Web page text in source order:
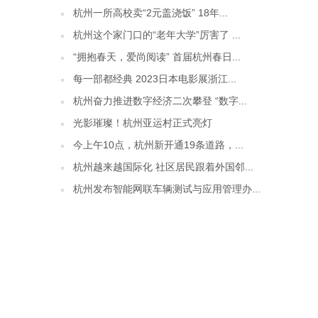
杭州一所高校卖“2元盖浇饭” 18年...
杭州这个家门口的“老年大学”厉害了 ...
“拥抱春天，爱尚阅读” 首届杭州春日...
每一部都经典 2023日本电影展浙江...
杭州奋力推进数字经济二次攀登 “数字...
光影璀璨！杭州亚运村正式亮灯
今上午10点，杭州新开通19条道路，...
杭州越来越国际化 社区居民跟着外国邻...
杭州发布智能网联车辆测试与应用管理办...